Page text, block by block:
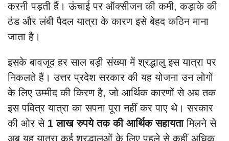
करनी पड़ती हैं। ऊंचाई पर ऑक्सीजन की कमी, कड़ाके की
ठंड और लंबी पैदल यात्रा के कारण इसे बेहद कठिन माना
जाता है।
इसके बावजूद हर साल बड़ी संख्या में श्रद्धालु इस यात्रा पर
निकलते हैं। उत्तर प्रदेश सरकार की यह योजना उन लोगों
के लिए उम्मीद की किरण है, जो आर्थिक कारणों से अब तक
इस पवित्र यात्रा का सपना पूरा नहीं कर पाए थे। सरकार
की ओर से 1 लाख रुपये तक की आर्थिक सहायतामिलने से
अब यह यात्रा कई श्रद्धालुओं के लिए पहले से कहीं अधिक